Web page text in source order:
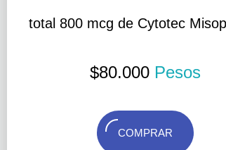
total 800 mcg de Cytotec
$80.000Pesos
COMPRAR